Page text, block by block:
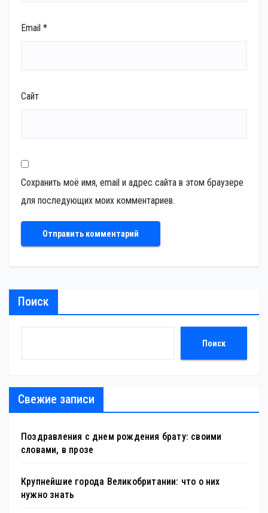
Email *
Сайт
Сохранить моё имя, email и адрес сайта в этом браузере
для последующих моих комментариев.
Поиск
Поиск
Свежие записи
Поздравления с днем рождения брату: своими
словами, в прозе
Крупнейшие города Великобритании: что о них
нужно знать